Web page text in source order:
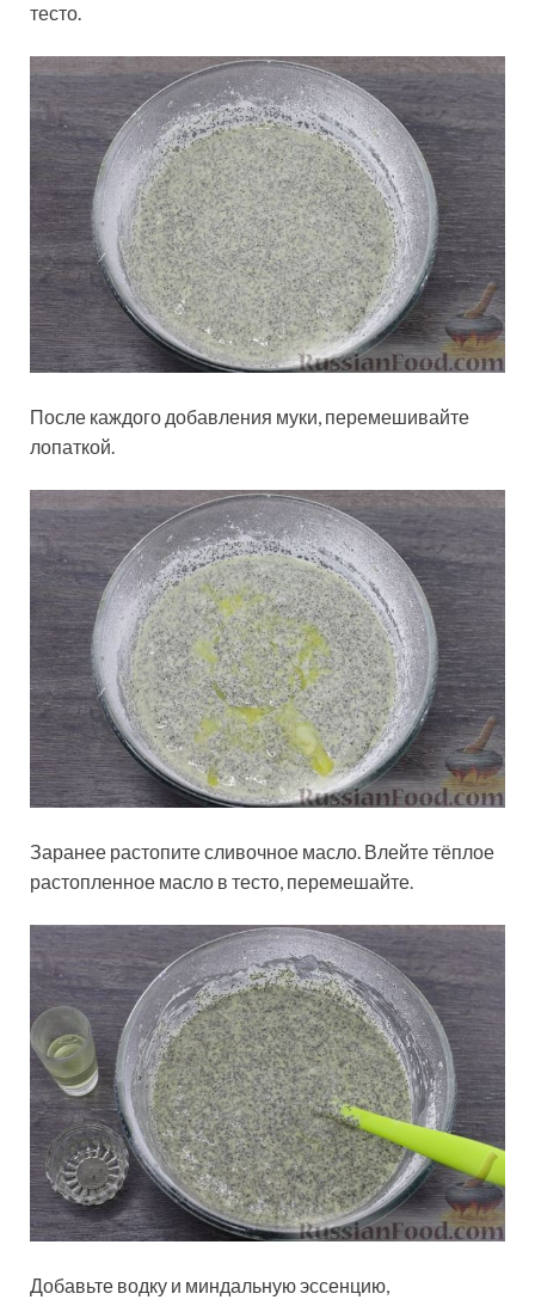
тесто.
После каждого добавления муки, перемешивайте
лопаткой.
Заранее растопите сливочное масло. Влейте тёплое
растопленное масло в тесто, перемешайте.
Добавьте водку и миндальную эссенцию,